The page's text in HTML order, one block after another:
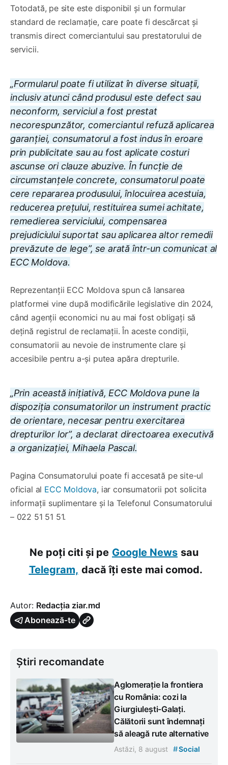
Totodată, pe site este disponibil și un formular
standard de reclamație, care poate fi descărcat și
transmis direct comerciantului sau prestatorului de
servicii.
„Formularul poate fi utilizat în diverse situații,
inclusiv atunci când produsul este defect sau
neconform, serviciul a fost prestat
necorespunzător, comerciantul refuză aplicarea
garanției, consumatorul a fost indus în eroare
prin publicitate sau au fost aplicate costuri
ascunse ori clauze abuzive. În funcție de
circumstanțele concrete, consumatorul poate
cere repararea produsului, înlocuirea acestuia,
reducerea prețului, restituirea sumei achitate,
remedierea serviciului, compensarea
prejudiciului suportat sau aplicarea altor remedii
prevăzute de lege”, se arată într-un comunicat al
ECC Moldova.
Reprezentanții ECC Moldova spun că lansarea
platformei vine după modificările legislative din 2024,
când agenții economici nu au mai fost obligați să
dețină registrul de reclamații. În aceste condiții,
consumatorii au nevoie de instrumente clare și
accesibile pentru a-și putea apăra drepturile.
„Prin această inițiativă, ECC Moldova pune la
dispoziția consumatorilor un instrument practic
de orientare, necesar pentru exercitarea
drepturilor lor”, a declarat directoarea executivă
a organizației, Mihaela Pascal.
Pagina Consumatorului poate fi accesată pe site-ul
oficial al ECC Moldova, iar consumatorii pot solicita
informații suplimentare și la Telefonul Consumatorului
– 022 51 51 51.
Ne poți citi și pe Google News sau
Telegram, dacă îți este mai comod.
Autor: Redacția ziar.md
Abonează-te
Știri recomandate
Aglomerație la frontiera
cu România: cozi la
Giurgiulești-Galați.
Călătorii sunt îndemnați
să aleagă rute alternative
Astăzi, 8 august #Social